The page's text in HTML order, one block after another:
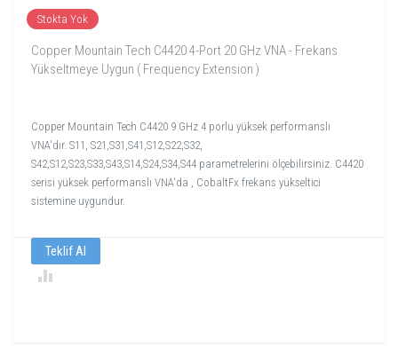
Stokta Yok
Copper Mountain Tech C4420 4-Port 20 GHz VNA - Frekans
Yükseltmeye Uygun ( Frequency Extension )
Copper Mountain Tech C4420 9 GHz 4 porlu yüksek performanslı
VNA'dır. S11, S21,S31,S41,S12,S22,S32,
S42,S12,S23,S33,S43,S14,S24,S34,S44 parametrelerini ölçebilirsiniz. C4420
serisi yüksek performanslı VNA'da , CobaltFx frekans yükseltici
sistemine uygundur.
Teklif Al